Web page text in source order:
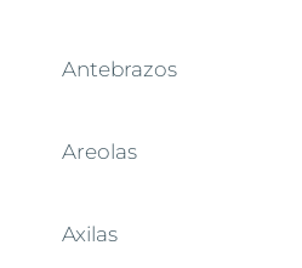
Antebrazos
Areolas
Axilas